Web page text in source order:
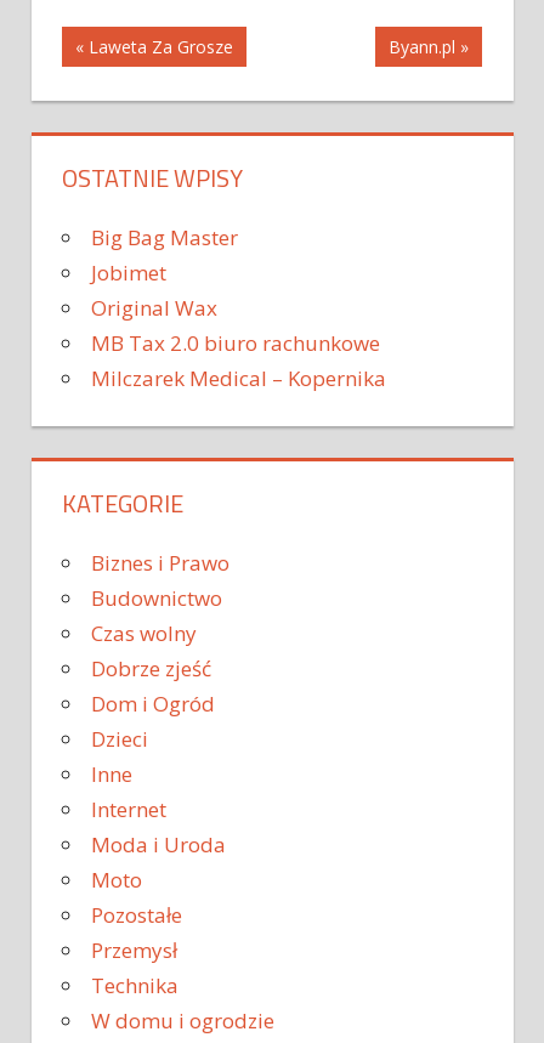
Nawigacja
wpisu
« Laweta Za Grosze Byann.pl »
OSTATNIE WPISY
Big Bag Master
Jobimet
Original Wax
MB Tax 2.0 biuro rachunkowe
Milczarek Medical – Kopernika
KATEGORIE
Biznes i Prawo
Budownictwo
Czas wolny
Dobrze zjeść
Dom i Ogród
Dzieci
Inne
Internet
Moda i Uroda
Moto
Pozostałe
Przemysł
Technika
W domu i ogrodzie